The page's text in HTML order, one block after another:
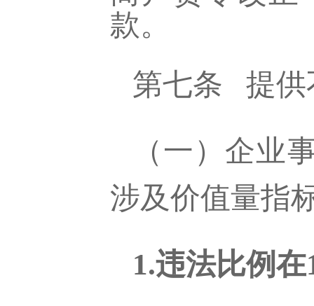
款。
第七条
提供
（一）企业
涉及价值量指
1.违法比例